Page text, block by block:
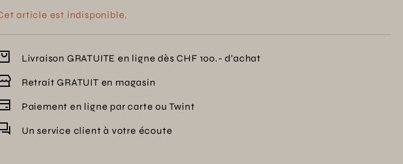
article est indisponible.
Livraison GRATUITE en ligne dès CHF 100.- d’achat
Retrait GRATUIT en magasin
Paiement en ligne par carte ou Twint
Un service client à votre écoute